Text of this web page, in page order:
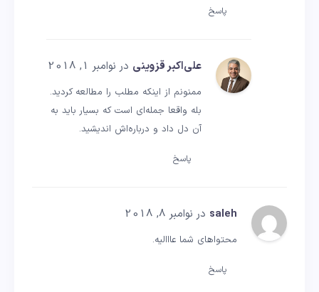
پاسخ
علی‌اکبر قزوینی در نوامبر 1, 2018
ممنونم از اینکه مطلب را مطالعه کردید.
بله واقعا جمله‌ای است که بسیار باید به
آن دل داد و درباره‌اش اندیشید.
پاسخ
saleh در نوامبر 8, 2018
محتواهای شما عااالیه.
پاسخ